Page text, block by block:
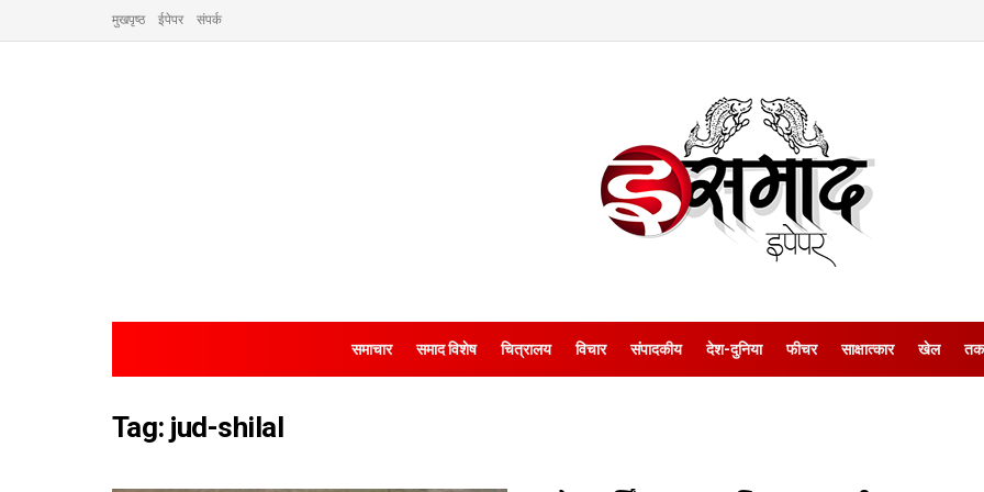
मुखपृष्ठ ईपेपर संपर्क
समाचार समाद विशेष चित्रालय विचार संपादकीय देश-दुनिया फीचर साक्षात्‍कार खेल
Tag: jud-shilal